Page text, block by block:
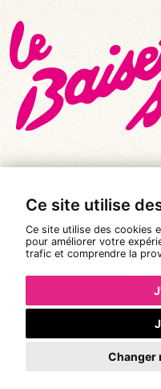
Ce site utilise
Ce site utilise des cookies
pour améliorer votre
trafic et comprendre la
Changer
© Tous droits réservés
Mentions légales
Politique de confidentialité
Conditions Générales de
Réalisation :Pixéine